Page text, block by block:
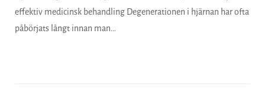
effektiv medicinsk behandling Degenerationen i hjärnan har ofta
påbörjats långt innan man…